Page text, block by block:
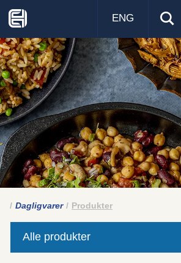
ENG
Dagligvarer Produkter
Alle produkter